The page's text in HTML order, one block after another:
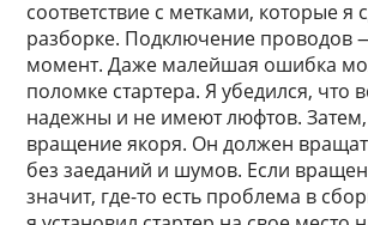
соответствие с метками, которые я
разборке. Подключение проводов
момент. Даже малейшая ошибка
поломке стартера. Я убедился, что
надежны и не имеют люфтов.
вращение якоря. Он должен
без заеданий и шумов. Если
значит, где-то есть проблема в